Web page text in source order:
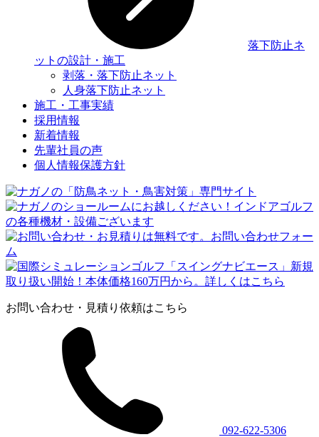
落下防止ネ
ットの設計・施工
剥落・落下防止ネット
人身落下防止ネット
施工・工事実績
採用情報
新着情報
先輩社員の声
個人情報保護方針
お問い合わせ・見積り依頼はこちら
092-622-5306